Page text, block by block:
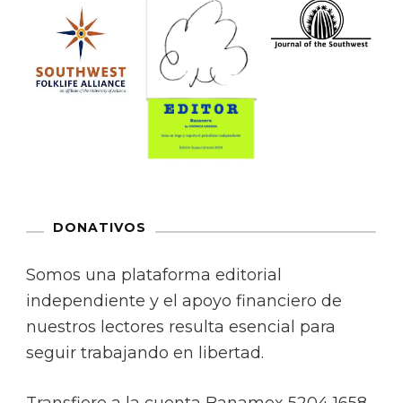
DONATIVOS
Somos una plataforma editorial
independiente y el apoyo financiero de
nuestros lectores resulta esencial para
seguir trabajando en libertad.